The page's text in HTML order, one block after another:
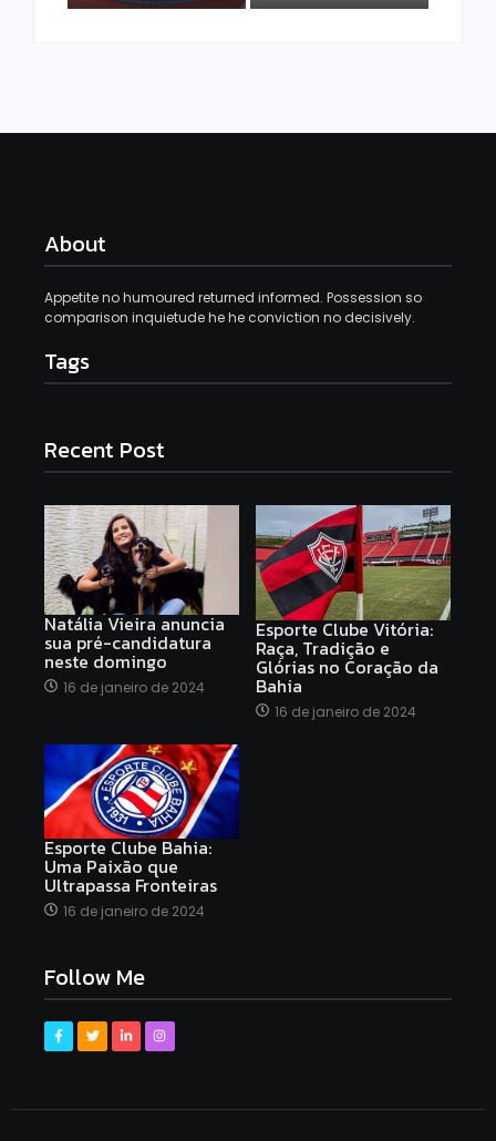
About
Appetite no humoured returned informed. Possession so
comparison inquietude he he conviction no decisively.
Tags
Recent Post
Natália Vieira anuncia
sua pré-candidatura
neste domingo
16 de janeiro de 2024
Esporte Clube Vitória:
Raça, Tradição e
Glórias no Coração da
Bahia
16 de janeiro de 2024
Esporte Clube Bahia:
Uma Paixão que
Ultrapassa Fronteiras
16 de janeiro de 2024
Follow Me